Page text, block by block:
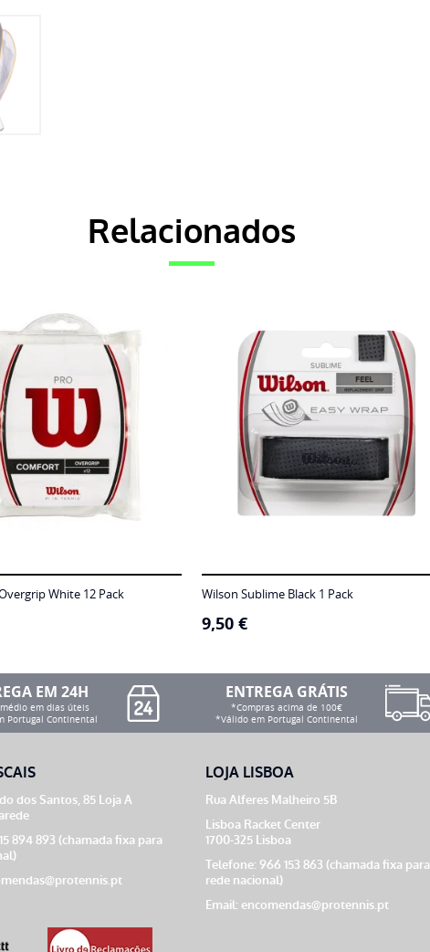
Relacionados
White 12 Pack Wilson Sublime Black 1 Pack
9,50€
EM 24H
em dias úteis
Portugal Continental
ENTREGA GRÁTIS
*Compras acima de 100€
*Válido em Portugal Continental
dos Santos, 85 Loja A
894 893 (chamada fixa para
LOJA LISBOA
Rua Alferes Malheiro 5B
Lisboa Racket Center
1700-325 Lisboa
Telefone: 966 153 863 (chamada fixa para
rede nacional)
Email: encomendas@protennis.pt